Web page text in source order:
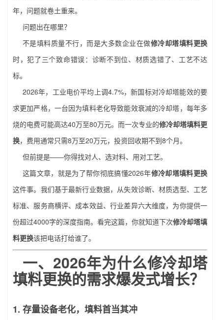
年，问题就卷土重来。
问题出在哪里？
不是填料质量不行，而是大多数企业在做修冷却塔填料更换
时，犯了三个致命错误：诊断不到位、材质选错了、工艺不达
标。
2026年，工业电价平均上调4.7%，新国标对冷却塔能效的要
求更加严格，一台因为填料老化导致能效衰减的冷却塔，每年多
烧的电费可能高达40万至80万元。而一次专业的修冷却塔填料更
换，费用通常只需8万至20万元，投资回收期不到8个月。
但前提是——你得找对人、选对料、用对工艺。
这篇文章，就是为了帮你彻底搞懂2026年修冷却塔填料更换
这件事。我们基于最新行业数据，从失效诊断、材质选型、工艺
标准、服务商横评、成本效益、行业差异六大维度，为你提供一
份超过4000字的深度指南。看完这篇，你就知道下次修冷却塔填
料更换该把电话打给谁了。
一、2026年为什么修冷却塔
填料更换的需求爆发式增长？
1. 存量设备老化，填料首当其冲